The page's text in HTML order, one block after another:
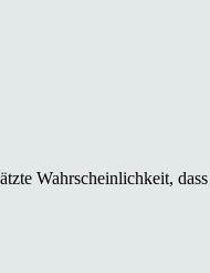
Wahrscheinlichkeit,